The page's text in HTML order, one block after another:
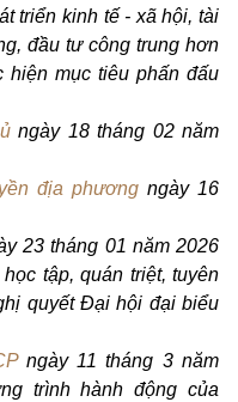
triển kinh tế - xã hội, tài
đầu tư công trung hơn
hiện mục tiêu phấn đấu
ngày 18 tháng 02 năm
địa phương ngày 16
23 tháng 01 năm 2026
tập, quán triệt, tuyên
quyết Đại hội đại biểu
ngày 11 tháng 3 năm
trình hành động của